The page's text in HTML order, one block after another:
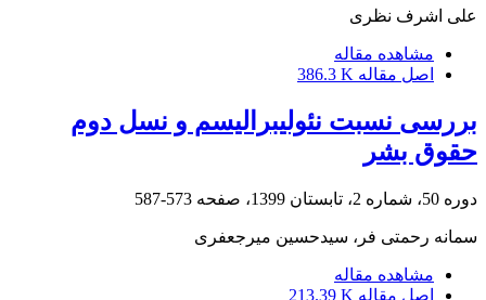
علی اشرف نظری
مشاهده مقاله
اصل مقاله 386.3 K
بررسی نسبت نئولیبرالیسم و نسل دوم
حقوق بشر
دوره 50، شماره 2، تابستان 1399، صفحه 573-587
سمانه رحمتی فر، سیدحسین میرجعفری
مشاهده مقاله
اصل مقاله 213.39 K